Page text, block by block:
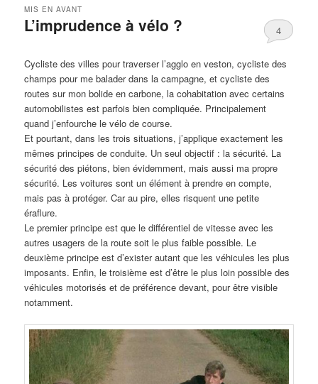
L’imprudence à vélo ?
MIS EN AVANT
4
Cycliste des villes pour traverser l’agglo en veston, cycliste des
champs pour me balader dans la campagne, et cycliste des
routes sur mon bolide en carbone, la cohabitation avec certains
automobilistes est parfois bien compliquée. Principalement
quand j’enfourche le vélo de course.
Et pourtant, dans les trois situations, j’applique exactement les
mêmes principes de conduite. Un seul objectif : la sécurité. La
sécurité des piétons, bien évidemment, mais aussi ma propre
sécurité. Les voitures sont un élément à prendre en compte,
mais pas à protéger. Car au pire, elles risquent une petite
éraflure.
Le premier principe est que le différentiel de vitesse avec les
autres usagers de la route soit le plus faible possible. Le
deuxième principe est d’exister autant que les véhicules les plus
imposants. Enfin, le troisième est d’être le plus loin possible des
véhicules motorisés et de préférence devant, pour être visible
notamment.